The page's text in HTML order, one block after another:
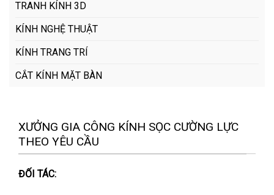
TRANH KÍNH 3D
KÍNH NGHỆ THUẬT
KÍNH TRANG TRÍ
CẮT KÍNH MẶT BÀN
XƯỞNG GIA CÔNG KÍNH SỌC CƯỜNG LỰC
THEO YÊU CẦU
ĐỐI TÁC: